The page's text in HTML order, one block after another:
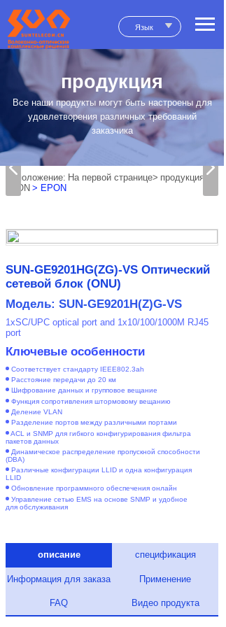
Язык
продукция
Все наши продукты могут быть настроены для
удовлетворения различных требований
заказчика
положение: На первой странице> продукция >
xPON > EPON
SUN-GE9201HG(ZG)-VS Оптический
сетевой блок (ONU)
Модель: SUN-GE9201H(Z)G-VS
1xSC/UPC optical port and 1x10/100/1000M RJ45
port
Ключевые особенности
Соответствует стандарту IEEE802.3ah
Расстояние передачи до 20 км
Шифрование данных и групповое вещание
Функция сопротивления штормовому вещанию
Деление VLAN
Разделение портов между различными портами
ACL и SNMP для гибкого конфигурирования фильтра
пакетов данных
Динамическое распределение пропускной способности
(DBA)
Различные конфигурации LLID и одна конфигурация
LLID
Обновление программного обеспечения онлайн
Управление сетью EMS на основе SNMP и удобное
для обслуживания
описание спецификация
Информация для заказа Применение
FAQ Видео продукта